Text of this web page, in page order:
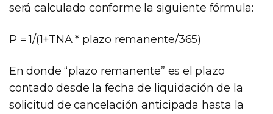
será calculado conforme la siguiente fórmula:
P = 1/(1+TNA * plazo remanente/365)
En donde “plazo remanente” es el plazo
contado desde la fecha de liquidación de la
solicitud de cancelación anticipada hasta la